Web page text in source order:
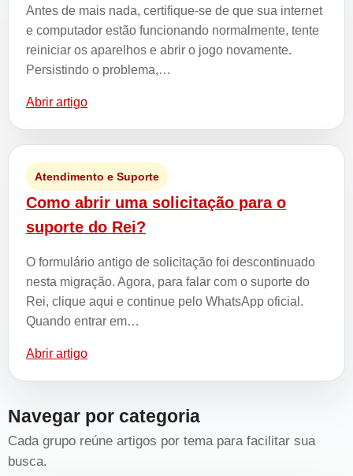
Antes de mais nada, certifique-se de que sua internet
e computador estão funcionando normalmente, tente
reiniciar os aparelhos e abrir o jogo novamente.
Persistindo o problema,…
Abrir artigo
Atendimento e Suporte
Como abrir uma solicitação para o
suporte do Rei?
O formulário antigo de solicitação foi descontinuado
nesta migração. Agora, para falar com o suporte do
Rei, clique aqui e continue pelo WhatsApp oficial.
Quando entrar em…
Abrir artigo
Navegar por categoria
Cada grupo reúne artigos por tema para facilitar sua
busca.